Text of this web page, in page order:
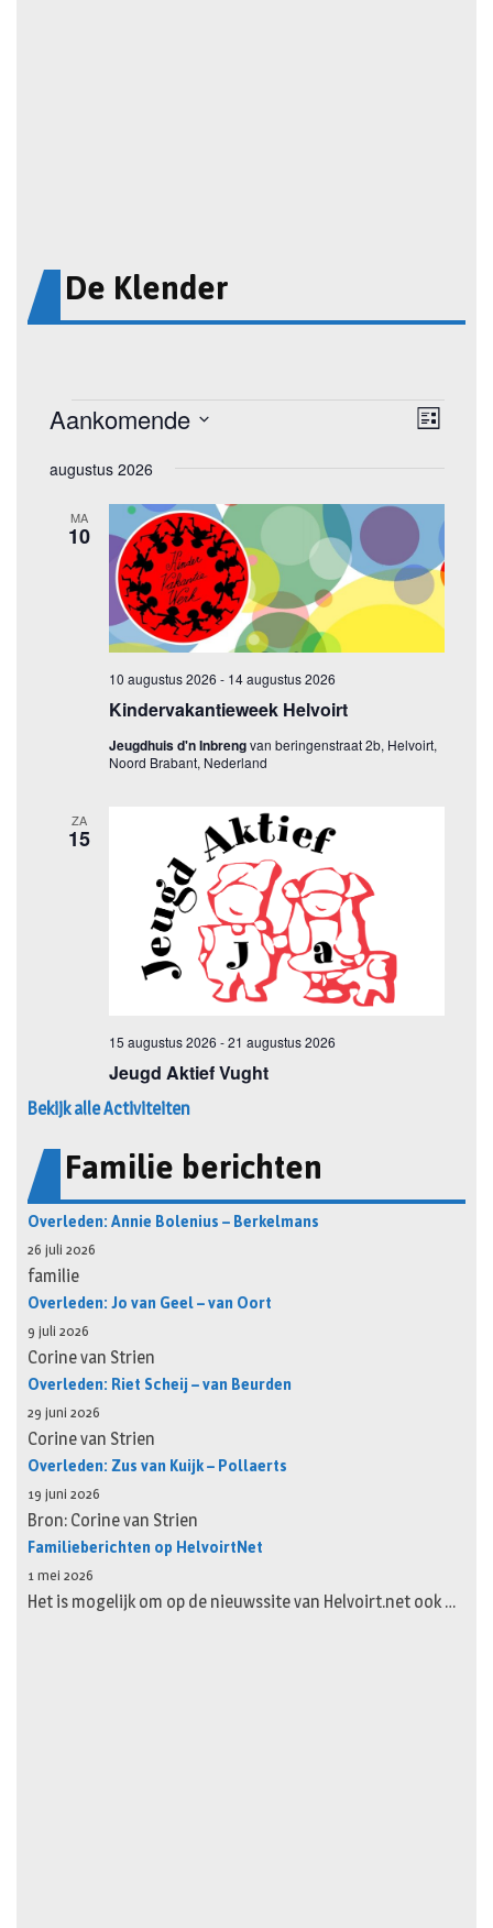
De Klender
Bekijk alle Activiteiten
Familie berichten
Overleden: Annie Bolenius – Berkelmans
26 juli 2026
familie
Overleden: Jo van Geel – van Oort
9 juli 2026
Corine van Strien
Overleden: Riet Scheij – van Beurden
29 juni 2026
Corine van Strien
Overleden: Zus van Kuijk – Pollaerts
19 juni 2026
Bron: Corine van Strien
Familieberichten op HelvoirtNet
1 mei 2026
Het is mogelijk om op de nieuwssite van Helvoirt.net ook …